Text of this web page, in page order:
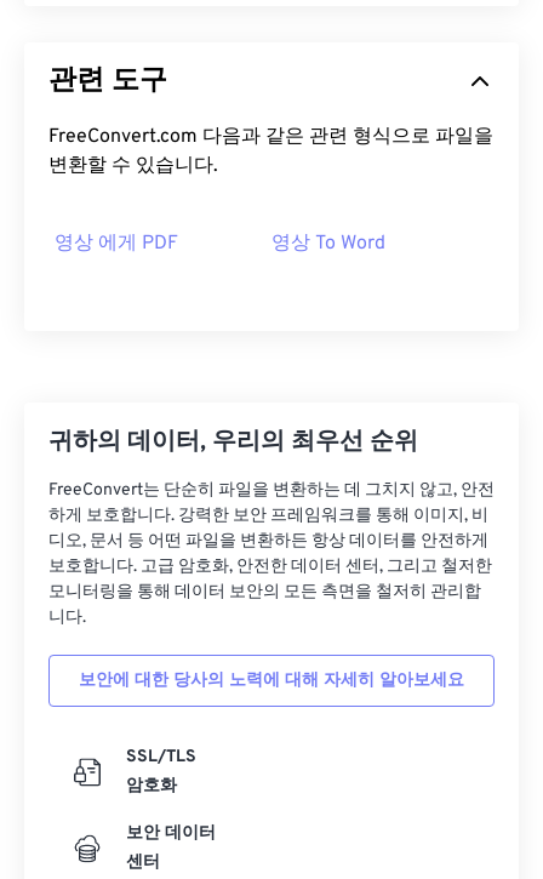
관련 도구
FreeConvert.com 다음과 같은 관련 형식으로 파일을
변환할 수 있습니다.
영상 에게 PDF 영상 To Word
귀하의 데이터, 우리의 최우선 순위
FreeConvert는 단순히 파일을 변환하는 데 그치지 않고, 안전
하게 보호합니다. 강력한 보안 프레임워크를 통해 이미지, 비
디오, 문서 등 어떤 파일을 변환하든 항상 데이터를 안전하게
보호합니다. 고급 암호화, 안전한 데이터 센터, 그리고 철저한
모니터링을 통해 데이터 보안의 모든 측면을 철저히 관리합
니다.
보안에 대한 당사의 노력에 대해 자세히 알아보세요
SSL/TLS
암호화
보안 데이터
센터